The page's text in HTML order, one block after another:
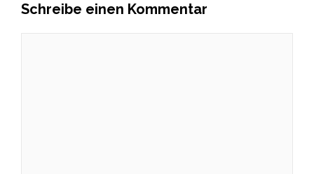
Schreibe einen Kommentar